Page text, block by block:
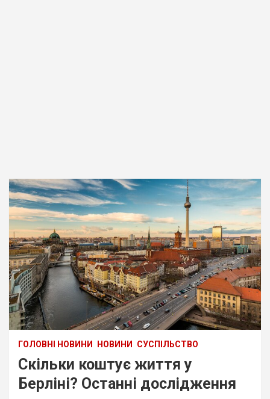
ГОЛОВНІ НОВИНИ НОВИНИ СУСПІЛЬСТВО
Скільки коштує життя у
Берліні? Останні дослідження